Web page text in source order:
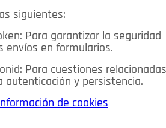
siguientes:
Para garantizar la seguridad
envíos en formularios.
Para cuestiones relacionadas
autenticación y persistencia.
de cookies